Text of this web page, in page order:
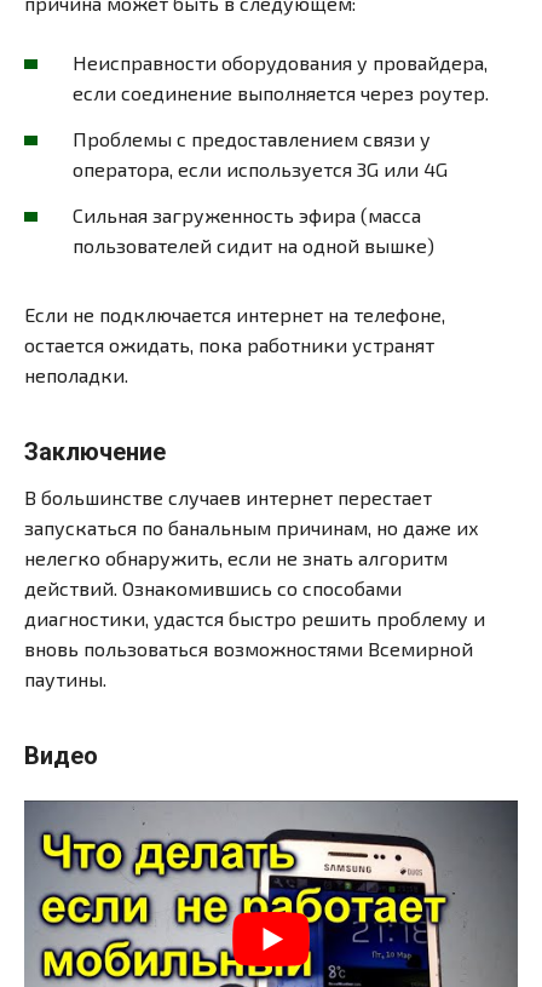
Неисправности оборудования у провайдера,
если соединение выполняется через роутер.
Проблемы с предоставлением связи у
оператора, если используется 3G или 4G
Сильная загруженность эфира (масса
пользователей сидит на одной вышке)
Если не подключается интернет на телефоне,
остается ожидать, пока работники устранят
неполадки.
Заключение
В большинстве случаев интернет перестает
запускаться по банальным причинам, но даже их
нелегко обнаружить, если не знать алгоритм
действий. Ознакомившись со способами
диагностики, удастся быстро решить проблему и
вновь пользоваться возможностями Всемирной
паутины.
Видео